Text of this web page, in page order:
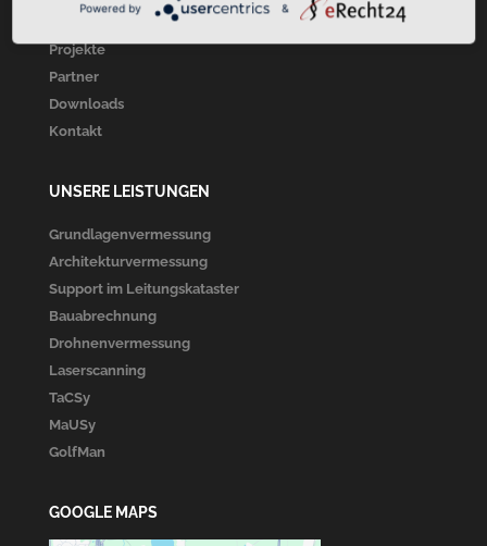
Unsere Leistungen
Projekte
Partner
Downloads
Kontakt
UNSERE LEISTUNGEN
Grundlagenvermessung
Architekturvermessung
Support im Leitungskataster
Bauabrechnung
Drohnenvermessung
Laserscanning
TaCSy
MaUSy
GolfMan
GOOGLE MAPS
Powered by &